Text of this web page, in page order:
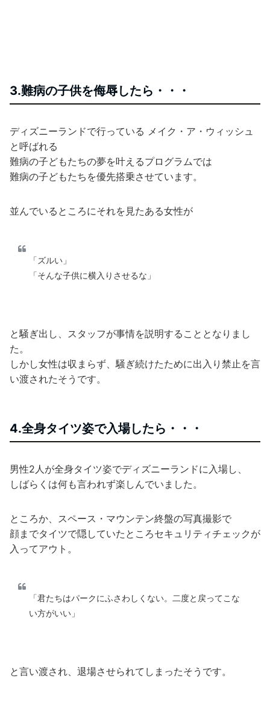
3.難病の子供を侮辱したら・・・
ディズニーランドで行っている メイク・ア・ウィッシュ
と呼ばれる
難病の子どもたちの夢を叶えるプログラムでは
難病の子どもたちを優先搭乗させています。
並んでいるところにそれを見たある女性が
「ズルい」
「そんな子供に横入りさせるな」
と騒ぎ出し、スタッフが事情を説明することとなりまし
た。
しかし女性は収まらず、騒ぎ続けたために出入り禁止を言
い渡されたそうです。
4.全身タイツ姿で入場したら・・・
男性2人が全身タイツ姿でディズニーランドに入場し、
しばらくは何も言われず楽しんでいました。
ところか、スペース・マウンテン終盤の写真撮影で
顔までタイツで隠していたところセキュリティチェックが
入ってアウト。
「君たちはパークにふさわしくない。二度と戻ってこな
い方がいい」
と言い渡され、退場させられてしまったそうです。